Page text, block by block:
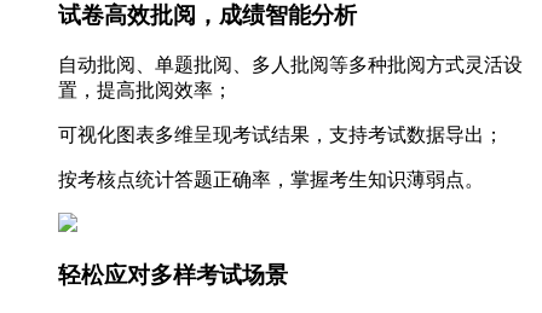
试卷高效批阅，成绩智能分析
自动批阅、单题批阅、多人批阅等多种批阅方式灵活设
置，提高批阅效率；
可视化图表多维呈现考试结果，支持考试数据导出；
按考核点统计答题正确率，掌握考生知识薄弱点。
轻松应对多样考试场景